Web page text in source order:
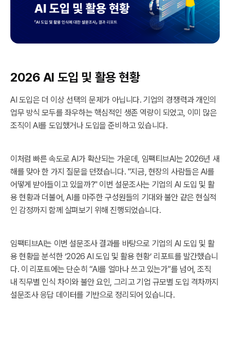
2026 AI 도입 및 활용 현황
AI 도입은 더 이상 선택의 문제가 아닙니다. 기업의 경쟁력과 개인의
업무 방식 모두를 좌우하는 핵심적인 생존 역량이 되었고, 이미 많은
조직이 AI를 도입했거나 도입을 준비하고 있습니다.
이처럼 빠른 속도로 AI가 확산되는 가운데, 임팩티브AI는 2026년 새
해를 맞아 한 가지 질문을 던졌습니다. "지금, 현장의 사람들은 AI를
어떻게 받아들이고 있을까?" 이번 설문조사는 기업의 AI 도입 및 활
용 현황과 더불어, AI를 마주한 구성원들의 기대와 불안 같은 현실적
인 감정까지 함께 살펴보기 위해 진행되었습니다.
임팩티브AI는 이번 설문조사 결과를 바탕으로 기업의 AI 도입 및 활
용 현황을 분석한 ‘2026 AI 도입 및 활용 현황’ 리포트를 발간했습니
다. 이 리포트에는 단순히 “AI를 얼마나 쓰고 있는가”를 넘어, 조직
내 직무별 인식 차이와 불안 요인, 그리고 기업 규모별 도입 격차까지
설문조사 응답 데이터를 기반으로 정리되어 있습니다.